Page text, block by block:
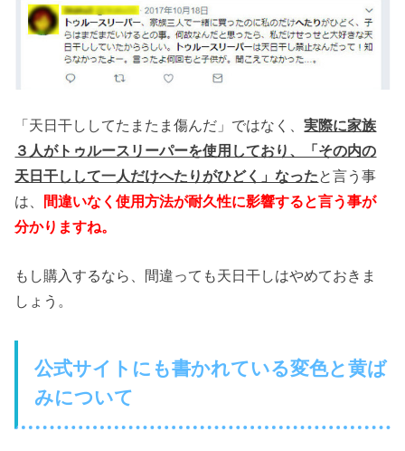
「天日干ししてたまたま傷んだ」ではなく、実際に家族
３人がトゥルースリーパーを使用しており、「その内の
天日干しして一人だけへたりがひどく」なったと言う事
は、 間違いなく使用方法が耐久性に影響すると言う事が
分かりますね。
もし購入するなら、間違っても天日干しはやめておきま
しょう。
公式サイトにも書かれている変色と黄ば
みについて